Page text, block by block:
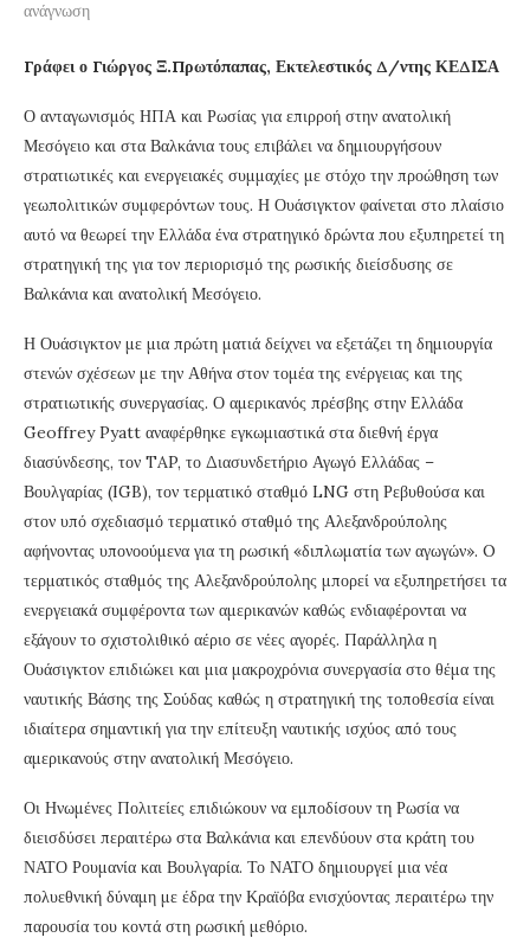
ανάγνωση
Γράφει ο Γιώργος Ξ.Πρωτόπαπας, Εκτελεστικός Δ/ντης ΚΕΔΙΣΑ
Ο ανταγωνισμός ΗΠΑ και Ρωσίας για επιρροή στην ανατολική
Μεσόγειο και στα Βαλκάνια τους επιβάλει να δημιουργήσουν
στρατιωτικές και ενεργειακές συμμαχίες με στόχο την προώθηση των
γεωπολιτικών συμφερόντων τους. Η Ουάσιγκτον φαίνεται στο πλαίσιο
αυτό να θεωρεί την Ελλάδα ένα στρατηγικό δρώντα που εξυπηρετεί τη
στρατηγική της για τον περιορισμό της ρωσικής διείσδυσης σε
Βαλκάνια και ανατολική Μεσόγειο.
Η Ουάσιγκτον με μια πρώτη ματιά δείχνει να εξετάζει τη δημιουργία
στενών σχέσεων με την Αθήνα στον τομέα της ενέργειας και της
στρατιωτικής συνεργασίας. Ο αμερικανός πρέσβης στην Ελλάδα
Geoffrey Pyatt αναφέρθηκε εγκωμιαστικά στα διεθνή έργα
διασύνδεσης, τον TAP, το Διασυνδετήριο Αγωγό Ελλάδας –
Βουλγαρίας (IGB), τον τερματικό σταθμό LNG στη Ρεβυθούσα και
στον υπό σχεδιασμό τερματικό σταθμό της Αλεξανδρούπολης
αφήνοντας υπονοούμενα για τη ρωσική «διπλωματία των αγωγών». O
τερματικός σταθμός της Αλεξανδρούπολης μπορεί να εξυπηρετήσει τα
ενεργειακά συμφέροντα των αμερικανών καθώς ενδιαφέρονται να
εξάγουν το σχιστολιθικό αέριο σε νέες αγορές. Παράλληλα η
Ουάσιγκτον επιδιώκει και μια μακροχρόνια συνεργασία στο θέμα της
ναυτικής Βάσης της Σούδας καθώς η στρατηγική της τοποθεσία είναι
ιδιαίτερα σημαντική για την επίτευξη ναυτικής ισχύος από τους
αμερικανούς στην ανατολική Μεσόγειο.
Οι Ηνωμένες Πολιτείες επιδιώκουν να εμποδίσουν τη Ρωσία να
διεισδύσει περαιτέρω στα Βαλκάνια και επενδύουν στα κράτη του
ΝΑΤΟ Ρουμανία και Βουλγαρία. Το ΝΑΤΟ δημιουργεί μια νέα
πολυεθνική δύναμη με έδρα την Κραϊόβα ενισχύοντας περαιτέρω την
παρουσία του κοντά στη ρωσική μεθόριο.